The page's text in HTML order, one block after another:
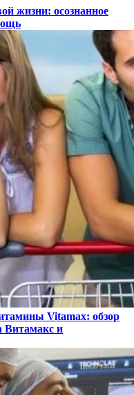
жизни: осознанное
Vitamax: обзор
Витамакс и